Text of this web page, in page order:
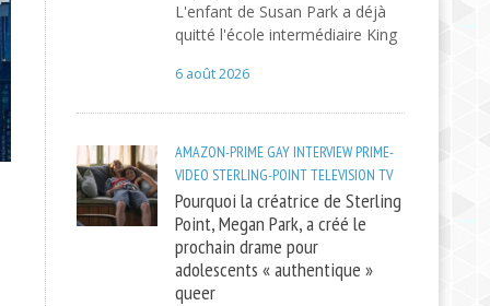
L'enfant de Susan Park a déjà
quitté l'école intermédiaire King
6 août 2026
AMAZON-PRIME GAY INTERVIEW PRIME-
VIDEO STERLING-POINTTELEVISION TV
Pourquoi la créatrice de Sterling
Point, Megan Park, a créé le
prochain drame pour
adolescents « authentique »
queer